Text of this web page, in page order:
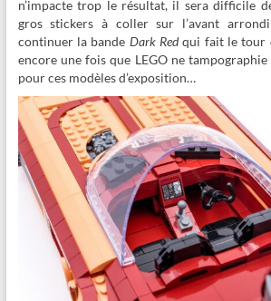
n’impacte trop le résultat, il sera difficile
gros stickers à coller sur l’avant arrondi
continuer la bande Dark Redqui fait le tour
encore une fois que LEGO ne
pour ces modèles d’exposition…